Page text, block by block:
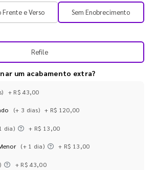
e Verso Sem Enobrecimento
Refile
um acabamento extra?
+ R$ 43,00
(+ 3 dias) + R$ 120,00
dia) + R$ 13,00
(+ 1 dia) + R$ 13,00
+ R$ 43,00